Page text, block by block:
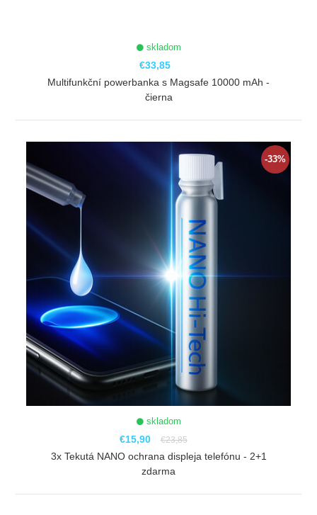
skladom
€33,85
ZOBRAZIŤ
Multifunkční powerbanka s Magsafe 10000 mAh -
čierna
-33%
skladom
€15,90 €23,85
3x Tekutá NANO ochrana displeja telefónu - 2+1
zdarma